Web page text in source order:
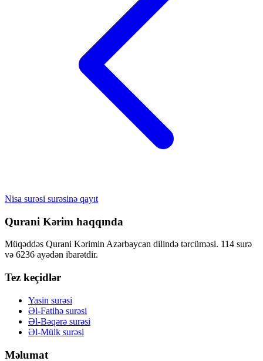
Nisa surəsi surəsinə qayıt
Qurani Kərim haqqında
Müqəddəs Qurani Kərimin Azərbaycan dilində tərcüməsi. 114 surə
və 6236 ayədən ibarətdir.
Tez keçidlər
Yasin surəsi
Əl-Fatihə surəsi
Əl-Bəqərə surəsi
Əl-Mülk surəsi
Məlumat